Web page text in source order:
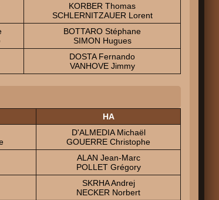
KORBER Thomas
SCHLERNITZAUER Lorent
BOTTARO Stéphane
SIMON Hugues
DOSTA Fernando
VANHOVE Jimmy
HA
D'ALMEDIA Michaël
GOUERRE Christophe
ALAN Jean-Marc
POLLET Grégory
SKRHA Andrej
NECKER Norbert